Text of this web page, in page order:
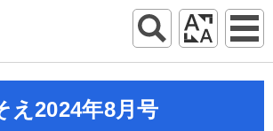
え2024年8月号